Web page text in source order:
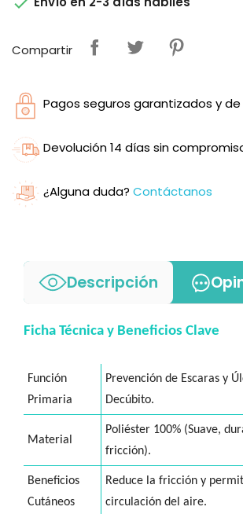
Compartir
Pagos seguros garantizados y
Devolución 14 días sin
¿Alguna duda? Contáctanos
Descripción
Ficha Técnica y Beneficios Clave
Función
Primaria
Prevención de Escaras y
Decúbito.
Material
Poliéster 100% (Suave,
fricción).
Beneficios
Cutáneos
Reduce la fricción y
circulación del aire.